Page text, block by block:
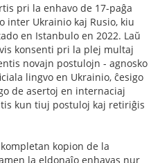
pri la enhavo de 17-paĝa
inter Ukrainio kaj Rusio, kiu
en Istanbulo en 2022. Laŭ
konsenti pri la plej multaj
novajn postulojn - agnosko
lingvo en Ukrainio, ĉesigo
de asertoj en internaciaj
kun tiuj postuloj kaj retiriĝis
kopion de la
la eldonaĵo enhavas nur